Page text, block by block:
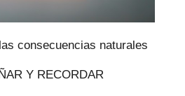
consecuencias naturales
Y RECORDAR